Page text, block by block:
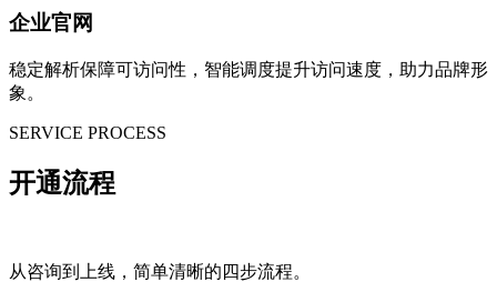
企业官网
稳定解析保障可访问性，智能调度提升访问速度，助力品牌形
象。
SERVICE PROCESS
开通流程
从咨询到上线，简单清晰的四步流程。